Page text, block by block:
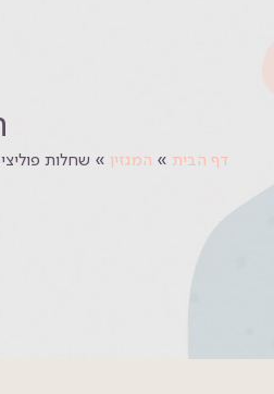
דף הבית » המגזין » שחלות